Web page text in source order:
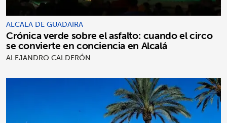
ALCALÁ DE GUADAÍRA
Crónica verde sobre el asfalto: cuando el circo
se convierte en conciencia en Alcalá
ALEJANDRO CALDERÓN